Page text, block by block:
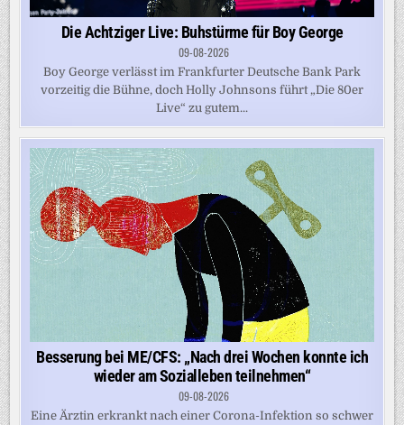
Die Achtziger Live: Buhstürme für Boy George
09-08-2026
Boy George verlässt im Frankfurter Deutsche Bank Park
vorzeitig die Bühne, doch Holly Johnsons führt „Die 80er
Live“ zu gutem...
Besserung bei ME/CFS: „Nach drei Wochen konnte ich
wieder am Sozialleben teilnehmen“
09-08-2026
Eine Ärztin erkrankt nach einer Corona-Infektion so schwer